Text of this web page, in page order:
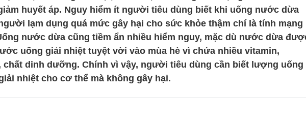
huyết áp. Nguy hiểm ít người tiêu dùng biết khi uống nước dừa
lạm dụng quá mức gây hại cho sức khỏe thậm chí là tính mạng
nước dừa cũng tiềm ẩn nhiều hiểm nguy, mặc dù nước dừa
uống giải nhiệt tuyệt vời vào mùa hè vì chứa nhiều vitamin,
chất dinh dưỡng. Chính vì vậy, người tiêu dùng cần biết lượng uống
nhiệt cho cơ thể mà không gây hại.